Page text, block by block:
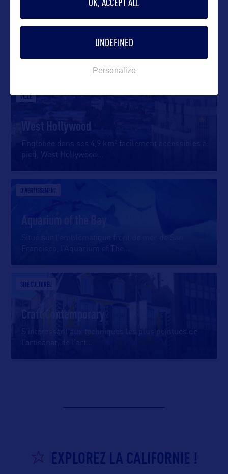
DANS LA MÊME CATEGORIE
VILLE
West Hollywood
Englobée dans ses 4,9 km² facilement accessibles à
pied, West Hollywood
DIVERTISSEMENT
Aquarium of the Bay
SITE CULTUREL
Craft Contemporary
S’intéressant aux techniques les plus pointues de
EXPLOREZ LA CALIFORNIE !
UNDEFINED
Personalize